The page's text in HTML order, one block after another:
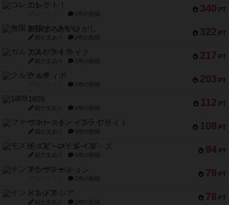
340 PT
コレクト！
1件の投稿
322 PT
無限まちがいさがし
紹介文あり 2件の投稿
217 PT
ガルフストライク
紹介文あり 1件の投稿
203 PT
クルティボ
1件の投稿
112 PT
1809
紹介文あり 1件の投稿
108 PT
ファースト・イン・フライト
紹介文あり 3件の投稿
94 PT
モズビ－ズ・レイダ－ズ
紹介文あり 1件の投稿
79 PT
テンプテーション
2件の投稿
78 PT
インドネシア
紹介文あり 2件の投稿